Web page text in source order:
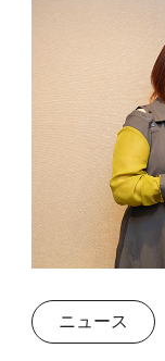
ニュース